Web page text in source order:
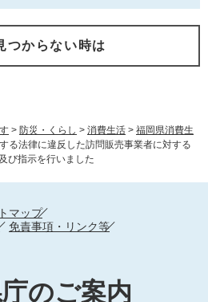
> 防災・くらし > 消費生活 > 福岡県消費生
る法律に違反した訪問販売事業者に対する
び指示を行いました
つからない時は
マップ
免責事項・リンク等
のご案内